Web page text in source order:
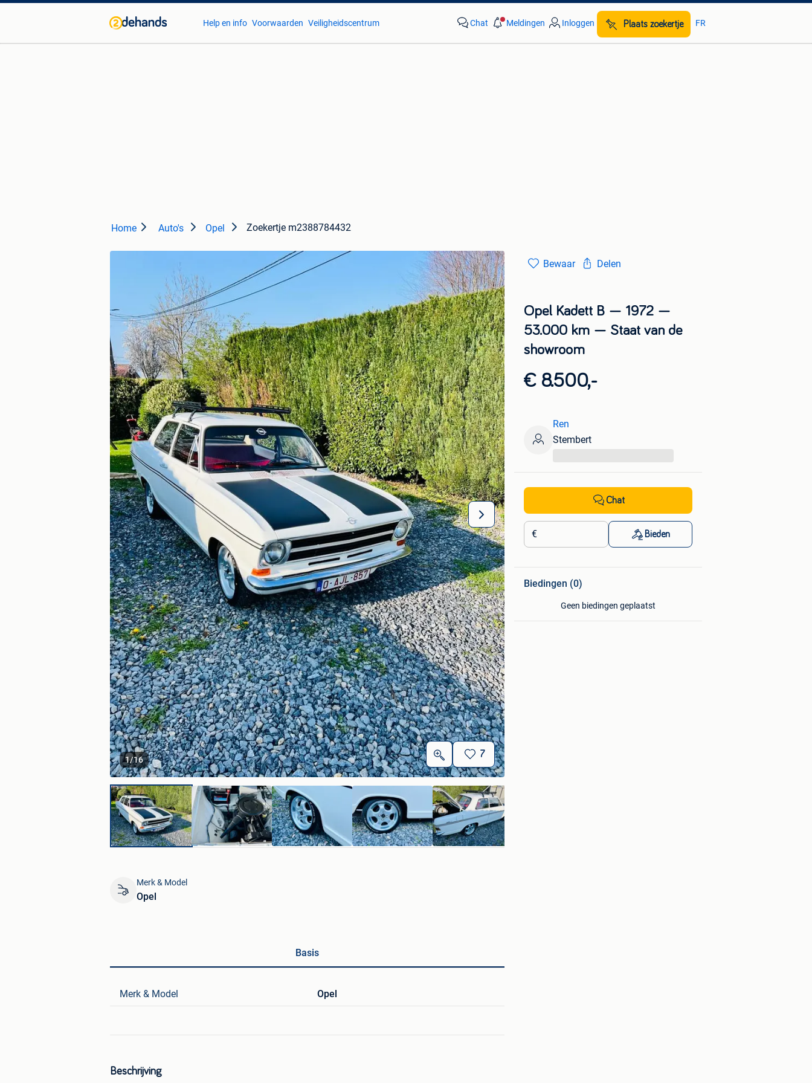
Help en info Voorwaarden Veiligheidscentrum Chat Meldingen Inloggen Plaats zoekertje FR
Home Auto's Opel Zoekertje m2388784432
1/16
7
Merk & Model
Opel
Basis
Merk & Model Opel
Beschrijving
Bewaar Delen
Opel Kadett B — 1972 —
53.000 km — Staat van de
showroom
€ 8.500,-
Ren
Stembert
Chat
€ Bieden
Biedingen (0)
Geen biedingen geplaatst